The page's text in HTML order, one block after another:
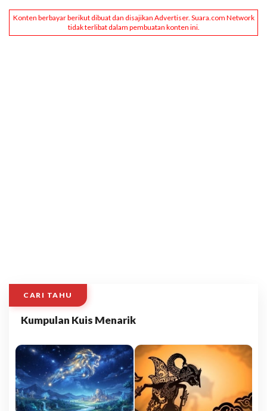
CARI TAHU
Kumpulan Kuis Menarik